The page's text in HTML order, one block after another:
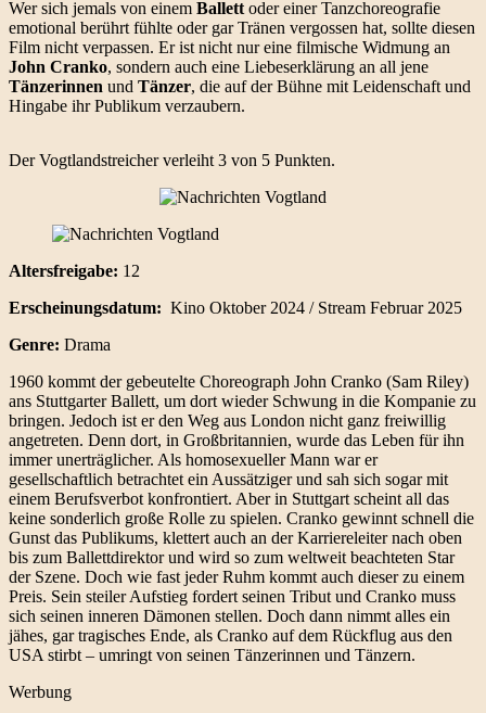
Wer sich jemals von einem Ballett oder einer Tanzchoreografie
emotional berührt fühlte oder gar Tränen vergossen hat, sollte diesen
Film nicht verpassen. Er ist nicht nur eine filmische Widmung an
John Cranko, sondern auch eine Liebeserklärung an all jene
Tänzerinnen und Tänzer, die auf der Bühne mit Leidenschaft und
Hingabe ihr Publikum verzaubern.
Der Vogtlandstreicher verleiht 3 von 5 Punkten.
Altersfreigabe: 12
Erscheinungsdatum: Kino Oktober 2024 / Stream Februar 2025
Genre: Drama
1960 kommt der gebeutelte Choreograph John Cranko (Sam Riley)
ans Stuttgarter Ballett, um dort wieder Schwung in die Kompanie zu
bringen. Jedoch ist er den Weg aus London nicht ganz freiwillig
angetreten. Denn dort, in Großbritannien, wurde das Leben für ihn
immer unerträglicher. Als homosexueller Mann war er
gesellschaftlich betrachtet ein Aussätziger und sah sich sogar mit
einem Berufsverbot konfrontiert. Aber in Stuttgart scheint all das
keine sonderlich große Rolle zu spielen. Cranko gewinnt schnell die
Gunst das Publikums, klettert auch an der Karriereleiter nach oben
bis zum Ballettdirektor und wird so zum weltweit beachteten Star
der Szene. Doch wie fast jeder Ruhm kommt auch dieser zu einem
Preis. Sein steiler Aufstieg fordert seinen Tribut und Cranko muss
sich seinen inneren Dämonen stellen. Doch dann nimmt alles ein
jähes, gar tragisches Ende, als Cranko auf dem Rückflug aus den
USA stirbt – umringt von seinen Tänzerinnen und Tänzern.
Werbung